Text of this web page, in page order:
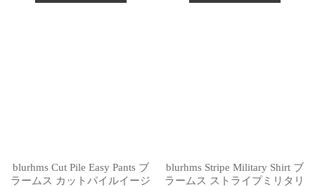
blurhms Cut Pile Easy Pants ブ
ラームス カットパイルイージ
blurhms Stripe Military Shirt ブ
ラームス ストライプミリタリ